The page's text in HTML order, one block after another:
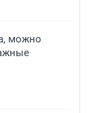
можно